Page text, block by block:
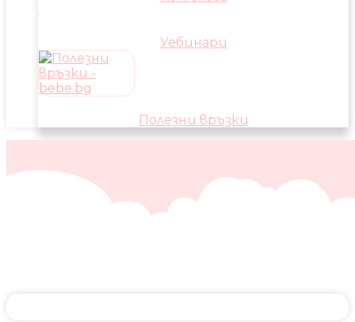
Уебинари
Полезни връзки